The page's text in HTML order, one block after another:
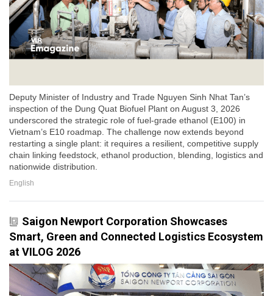
Deputy Minister of Industry and Trade Nguyen Sinh Nhat Tan’s
inspection of the Dung Quat Biofuel Plant on August 3, 2026
underscored the strategic role of fuel-grade ethanol (E100) in
Vietnam’s E10 roadmap. The challenge now extends beyond
restarting a single plant: it requires a resilient, competitive supply
chain linking feedstock, ethanol production, blending, logistics and
nationwide distribution.
English
Saigon Newport Corporation Showcases
Smart, Green and Connected Logistics Ecosystem
at VILOG 2026